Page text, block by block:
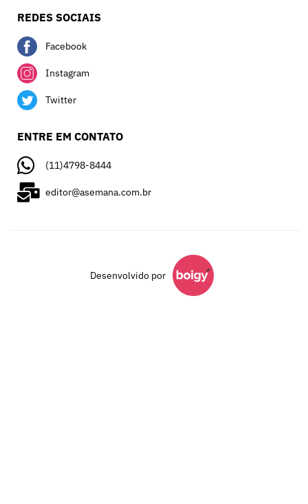
REDES SOCIAIS
Facebook
Instagram
Twitter
ENTRE EM CONTATO
(11)4798-8444
editor@asemana.com.br
Desenvolvido por